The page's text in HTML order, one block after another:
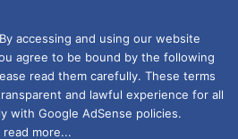
accessing and using our website
agree to be bound by the following
read them carefully. These terms
and lawful experience for all
with Google AdSense policies.
read more...